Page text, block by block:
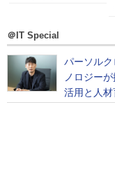
＠IT Special